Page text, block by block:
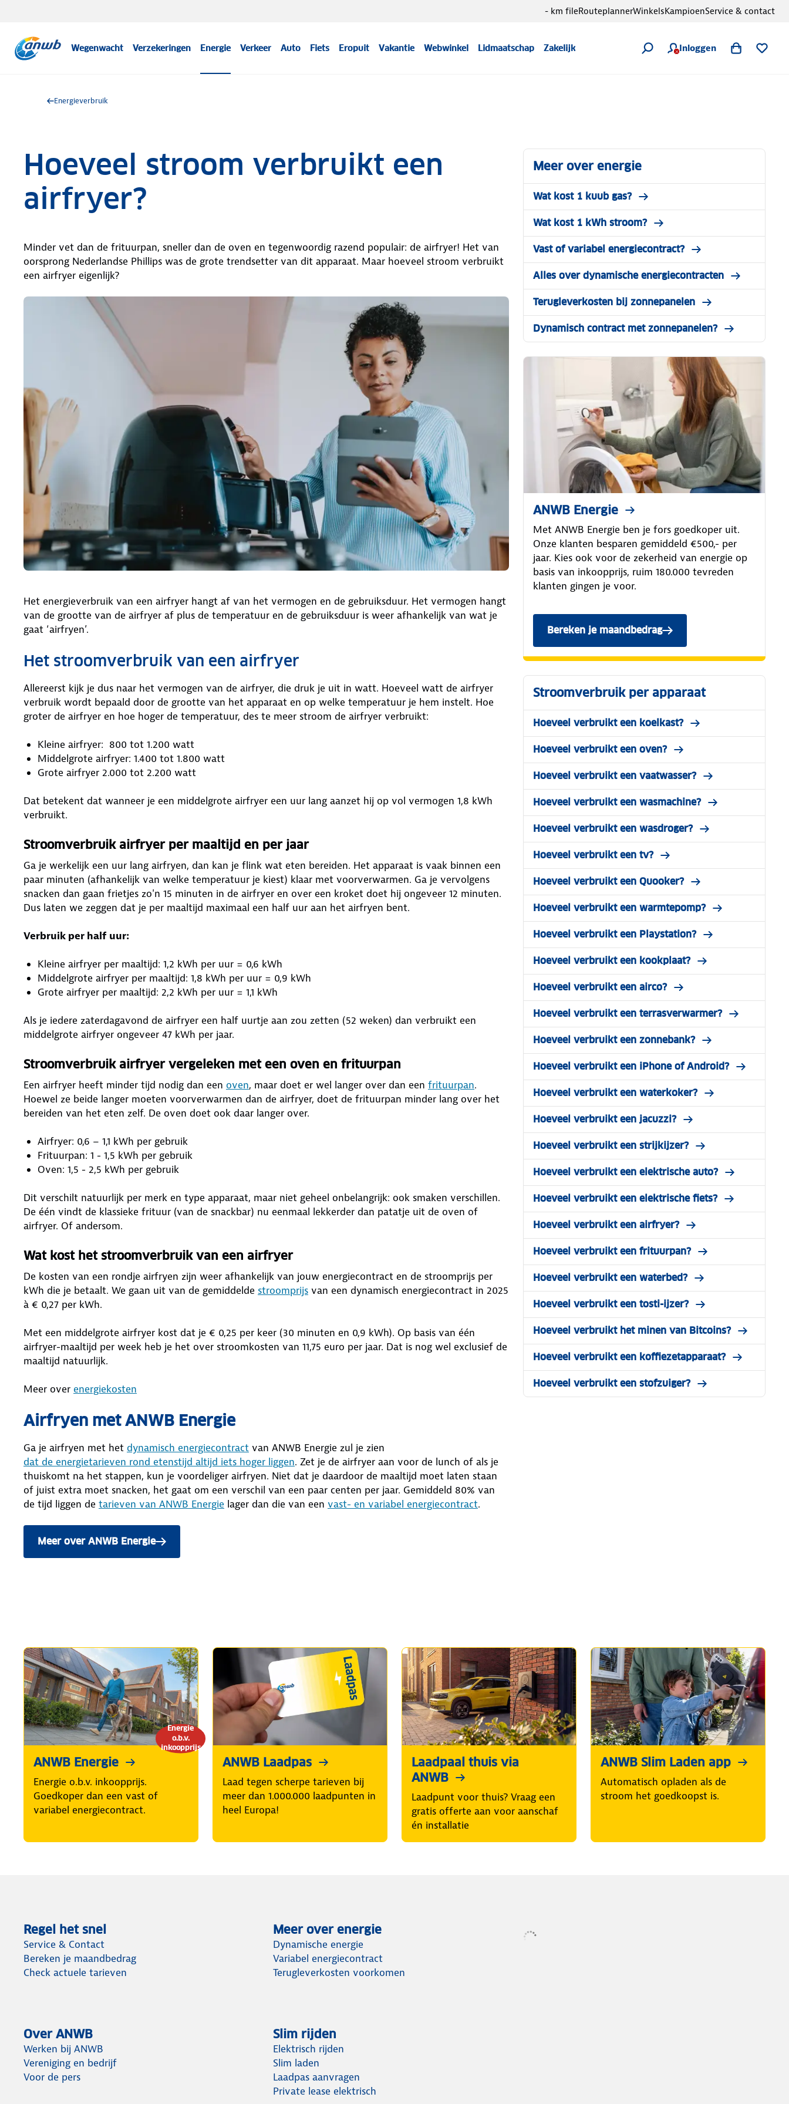
Wegenwacht Verzekeringen Energie Verkeer Auto Fiets Eropuit Vakantie Webwinkel Lidmaatschap Zakelijk Inloggen
- km fileRouteplannerWinkelsKampioenService & contact
Energieverbruik
Hoeveel stroom verbruikt een
airfryer?
Minder vet dan de frituurpan, sneller dan de oven en tegenwoordig razend populair: de airfryer! Het van
oorsprong Nederlandse Phillips was de grote trendsetter van dit apparaat. Maar hoeveel stroom verbruikt
een airfryer eigenlijk?
Het energieverbruik van een airfryer hangt af van het vermogen en de gebruiksduur. Het vermogen hangt
van de grootte van de airfryer af plus de temperatuur en de gebruiksduur is weer afhankelijk van wat je
gaat ‘airfryen’.
Het stroomverbruik van een airfryer
Allereerst kijk je dus naar het vermogen van de airfryer, die druk je uit in watt. Hoeveel watt de airfryer
verbruik wordt bepaald door de grootte van het apparaat en op welke temperatuur je hem instelt. Hoe
groter de airfryer en hoe hoger de temperatuur, des te meer stroom de airfryer verbruikt:
Kleine airfryer: 800 tot 1.200 watt
Middelgrote airfryer: 1.400 tot 1.800 watt
Grote airfryer 2.000 tot 2.200 watt
Dat betekent dat wanneer je een middelgrote airfryer een uur lang aanzet hij op vol vermogen 1,8 kWh
verbruikt.
Stroomverbruik airfryer per maaltijd en per jaar
Ga je werkelijk een uur lang airfryen, dan kan je flink wat eten bereiden. Het apparaat is vaak binnen een
paar minuten (afhankelijk van welke temperatuur je kiest) klaar met voorverwarmen. Ga je vervolgens
snacken dan gaan frietjes zo'n 15 minuten in de airfryer en over een kroket doet hij ongeveer 12 minuten.
Dus laten we zeggen dat je per maaltijd maximaal een half uur aan het airfryen bent.
Verbruik per half uur:
Kleine airfryer per maaltijd: 1,2 kWh per uur = 0,6 kWh
Middelgrote airfryer per maaltijd: 1,8 kWh per uur = 0,9 kWh
Grote airfryer per maaltijd: 2,2 kWh per uur = 1,1 kWh
Als je iedere zaterdagavond de airfryer een half uurtje aan zou zetten (52 weken) dan verbruikt een
middelgrote airfryer ongeveer 47 kWh per jaar.
Stroomverbruik airfryer vergeleken met een oven en frituurpan
Een airfryer heeft minder tijd nodig dan een oven, maar doet er wel langer over dan een frituurpan.
Hoewel ze beide langer moeten voorverwarmen dan de airfryer, doet de frituurpan minder lang over het
bereiden van het eten zelf. De oven doet ook daar langer over.
Airfryer: 0,6 – 1,1 kWh per gebruik
Frituurpan: 1 - 1,5 kWh per gebruik
Oven: 1,5 - 2,5 kWh per gebruik
Dit verschilt natuurlijk per merk en type apparaat, maar niet geheel onbelangrijk: ook smaken verschillen.
De één vindt de klassieke frituur (van de snackbar) nu eenmaal lekkerder dan patatje uit de oven of
airfryer. Of andersom.
Wat kost het stroomverbruik van een airfryer
De kosten van een rondje airfryen zijn weer afhankelijk van jouw energiecontract en de stroomprijs per
kWh die je betaalt. We gaan uit van de gemiddelde stroomprijs van een dynamisch energiecontract in 2025
à € 0,27 per kWh.
Met een middelgrote airfryer kost dat je € 0,25 per keer (30 minuten en 0,9 kWh). Op basis van één
airfryer-maaltijd per week heb je het over stroomkosten van 11,75 euro per jaar. Dat is nog wel exclusief de
maaltijd natuurlijk.
Meer over energiekosten
Airfryen met ANWB Energie
Ga je airfryen met het dynamisch energiecontract van ANWB Energie zul je zien
dat de energietarieven rond etenstijd altijd iets hoger liggen. Zet je de airfryer aan voor de lunch of als je
thuiskomt na het stappen, kun je voordeliger airfryen. Niet dat je daardoor de maaltijd moet laten staan
of juist extra moet snacken, het gaat om een verschil van een paar centen per jaar. Gemiddeld 80% van
de tijd liggen de tarieven van ANWB Energie lager dan die van een vast- en variabel energiecontract.
Meer over ANWB Energie
Meer over energie
Wat kost 1 kuub gas?
Wat kost 1 kWh stroom?
Vast of variabel energiecontract?
Alles over dynamische energiecontracten
Terugleverkosten bij zonnepanelen
Dynamisch contract met zonnepanelen?
ANWB Energie
Met ANWB Energie ben je fors goedkoper uit.
Onze klanten besparen gemiddeld €500,- per
jaar. Kies ook voor de zekerheid van energie op
basis van inkoopprijs, ruim 180.000 tevreden
klanten gingen je voor.
Bereken je maandbedrag
Stroomverbruik per apparaat
Hoeveel verbruikt een koelkast?
Hoeveel verbruikt een oven?
Hoeveel verbruikt een vaatwasser?
Hoeveel verbruikt een wasmachine?
Hoeveel verbruikt een wasdroger?
Hoeveel verbruikt een tv?
Hoeveel verbruikt een Quooker?
Hoeveel verbruikt een warmtepomp?
Hoeveel verbruikt een Playstation?
Hoeveel verbruikt een kookplaat?
Hoeveel verbruikt een airco?
Hoeveel verbruikt een terrasverwarmer?
Hoeveel verbruikt een zonnebank?
Hoeveel verbruikt een iPhone of Android?
Hoeveel verbruikt een waterkoker?
Hoeveel verbruikt een jacuzzi?
Hoeveel verbruikt een strijkijzer?
Hoeveel verbruikt een elektrische auto?
Hoeveel verbruikt een elektrische fiets?
Hoeveel verbruikt een airfryer?
Hoeveel verbruikt een frituurpan?
Hoeveel verbruikt een waterbed?
Hoeveel verbruikt een tosti-ijzer?
Hoeveel verbruikt het minen van Bitcoins?
Hoeveel verbruikt een koffiezetapparaat?
Hoeveel verbruikt een stofzuiger?
Energie
o.b.v.
inkoopprijs
ANWB Energie
Energie o.b.v. inkoopprijs.
Goedkoper dan een vast of
variabel energiecontract.
ANWB Laadpas
Laad tegen scherpe tarieven bij
meer dan 1.000.000 laadpunten in
heel Europa!
Laadpaal thuis via
ANWB
Laadpunt voor thuis? Vraag een
gratis offerte aan voor aanschaf
én installatie
ANWB Slim Laden app
Automatisch opladen als de
stroom het goedkoopst is.
Regel het snel
Service & Contact
Bereken je maandbedrag
Check actuele tarieven
Meer over energie
Dynamische energie
Variabel energiecontract
Terugleverkosten voorkomen
Over ANWB
Werken bij ANWB
Vereniging en bedrijf
Voor de pers
Slim rijden
Elektrisch rijden
Slim laden
Laadpas aanvragen
Private lease elektrisch